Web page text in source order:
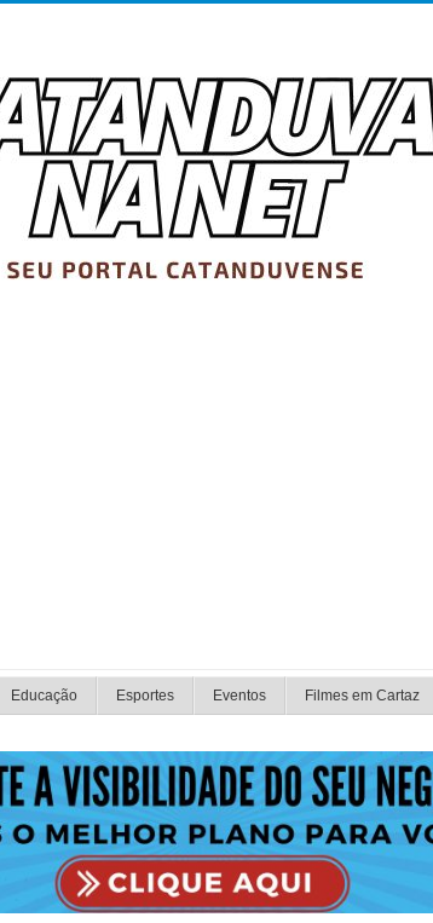
Educação Esportes Eventos Filmes em Cartaz